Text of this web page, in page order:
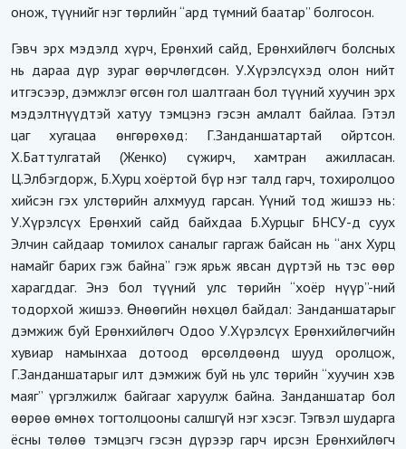
онож, түүнийг нэг төрлийн “ард түмний баатар” болгосон.
Гэвч эрх мэдэлд хүрч, Ерөнхий сайд, Ерөнхийлөгч болсных
нь дараа дүр зураг өөрчлөгдсөн. У.Хүрэлсүхэд олон нийт
итгэсээр, дэмжлэг өгсөн гол шалтгаан бол түүний хуучин эрх
мэдэлтнүүдтэй хатуу тэмцэнэ гэсэн амлалт байлаа. Гэтэл
цаг хугацаа өнгөрөхөд: Г.Занданшатартай ойртсон.
Х.Баттулгатай (Женко) сүжирч, хамтран ажилласан.
Ц.Элбэгдорж, Б.Хурц хоёртой бүр нэг талд гарч, тохиролцоо
хийсэн гэх улстөрийн алхмууд гарсан. Үүний тод жишээ нь:
У.Хүрэлсүх Ерөнхий сайд байхдаа Б.Хурцыг БНСУ-д суух
Элчин сайдаар томилох саналыг гаргаж байсан нь “анх Хурц
намайг барих гэж байна” гэж ярьж явсан дүртэй нь тэс өөр
харагддаг. Энэ бол түүний улс төрийн “хоёр нүүр”-ний
тодорхой жишээ. Өнөөгийн нөхцөл байдал: Занданшатарыг
дэмжиж буй Ерөнхийлөгч Одоо У.Хүрэлсүх Ерөнхийлөгчийн
хувиар намынхаа дотоод өрсөлдөөнд шууд оролцож,
Г.Занданшатарыг илт дэмжиж буй нь улс төрийн “хуучин хэв
маяг” үргэлжилж байгааг харуулж байна. Занданшатар бол
өөрөө өмнөх тогтолцооны салшгүй нэг хэсэг. Тэгвэл шударга
ёсны төлөө тэмцэгч гэсэн дүрээр гарч ирсэн Ерөнхийлөгч